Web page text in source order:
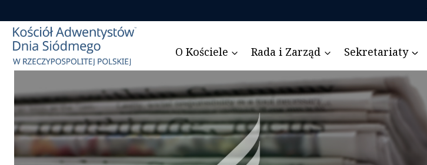
do
treści
O Kościele Rada i Zarząd Sekretariaty